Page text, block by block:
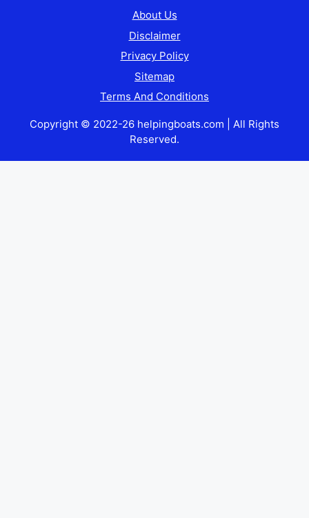
About Us
Disclaimer
Privacy Policy
Sitemap
Terms And Conditions
Copyright © 2022-26 helpingboats.com | All Rights
Reserved.